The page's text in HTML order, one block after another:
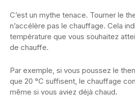
C’est un mythe tenace. Tourner le
n’accélère pas le chauffage. Cela
température que vous souhaitez
de chauffe.
Par exemple, si vous poussez le
que 20 °C suffisent, le chauffage
même si vous aviez déjà chaud.